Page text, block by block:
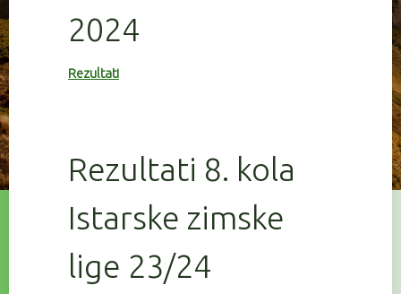
2024
Rezultati
Rezultati 8. kola
Istarske zimske
lige 23/24